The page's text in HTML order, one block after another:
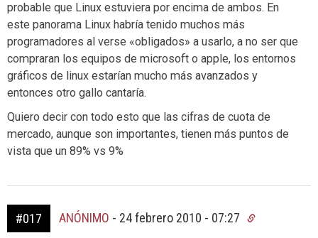
probable que Linux estuviera por encima de ambos. En
este panorama Linux habría tenido muchos más
programadores al verse «obligados» a usarlo, a no ser que
compraran los equipos de microsoft o apple, los entornos
gráficos de linux estarían mucho más avanzados y
entonces otro gallo cantaría.
Quiero decir con todo esto que las cifras de cuota de
mercado, aunque son importantes, tienen más puntos de
vista que un 89% vs 9%
#017 ANÓNIMO - 24 febrero 2010 - 07:27